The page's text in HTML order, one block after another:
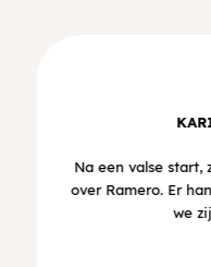
Na een valse start,
over Ramero. Er
we